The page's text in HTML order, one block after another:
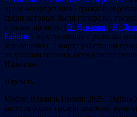
пресс-конференция «граждан
среди которых были генералы,
ученые, артисты (В. Дымшиц, Д.
Райкин), выступавшие с резкими
заявлениями. 5 марта участники
подписали письмо, осуждавшее
Израиль».
Израиль.
Место: Израиль Время: 2025. Война
августа более тысячи деятелей